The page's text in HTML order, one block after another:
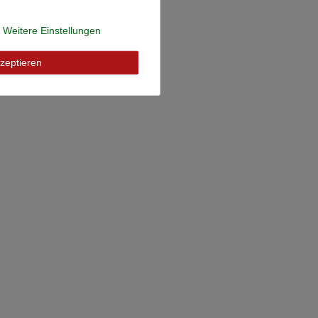
Weitere Einstellungen